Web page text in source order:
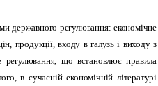
державного регулювання: економічне
продукції, входу в галузь і виходу з
регулювання, що встановлює правила
в сучасній економічній літературі